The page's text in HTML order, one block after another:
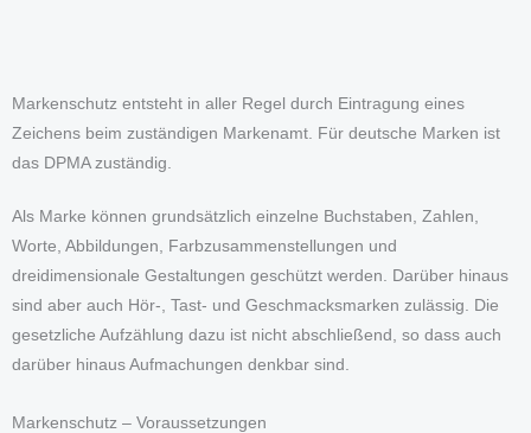
Markenschutz entsteht in aller Regel durch Eintragung eines
Zeichens beim zuständigen Markenamt. Für deutsche Marken ist
das DPMA zuständig.
Als Marke können grundsätzlich einzelne Buchstaben, Zahlen,
Worte, Abbildungen, Farbzusammenstellungen und
dreidimensionale Gestaltungen geschützt werden. Darüber hinaus
sind aber auch Hör-, Tast- und Geschmacksmarken zulässig. Die
gesetzliche Aufzählung dazu ist nicht abschließend, so dass auch
darüber hinaus Aufmachungen denkbar sind.
Markenschutz – Voraussetzungen